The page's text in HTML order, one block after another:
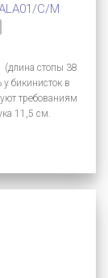
C/M
стопы 38
бикинисток в
требованиям
11,5 см.